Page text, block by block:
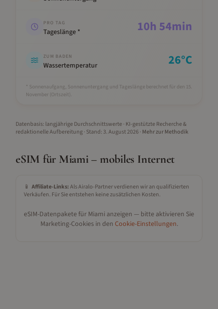
PRO TAG
Tageslänge * 10h 54min
ZUM BADEN
Wassertemperatur 26°C
* Sonnenaufgang, Sonnenuntergang und Tageslänge berechnet für den 15.
November (Ortszeit).
Datenbasis: langjährige Durchschnittswerte · KI-gestützte Recherche &
redaktionelle Aufbereitung· Stand: 3. August 2026· Mehr zur Methodik
eSIM für Miami– mobiles Internet
📱 Affiliate-Links:Als Airalo-Partner verdienen wir an qualifizierten
Verkäufen. Für Sie entstehen keine zusätzlichen Kosten.
eSIM-Datenpakete für Miami anzeigen — bitte aktivieren Sie
Marketing-Cookies in den Cookie-Einstellungen.